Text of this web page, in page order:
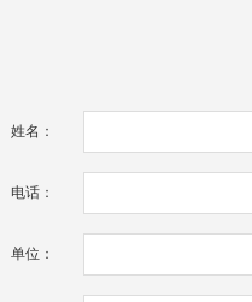
姓名：
电话：
单位：